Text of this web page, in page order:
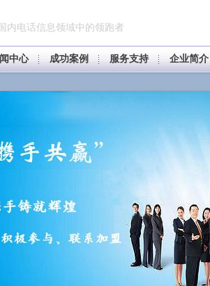
内电话信息领域中的领跑者
中心 成功案例 服务支持 企业简介